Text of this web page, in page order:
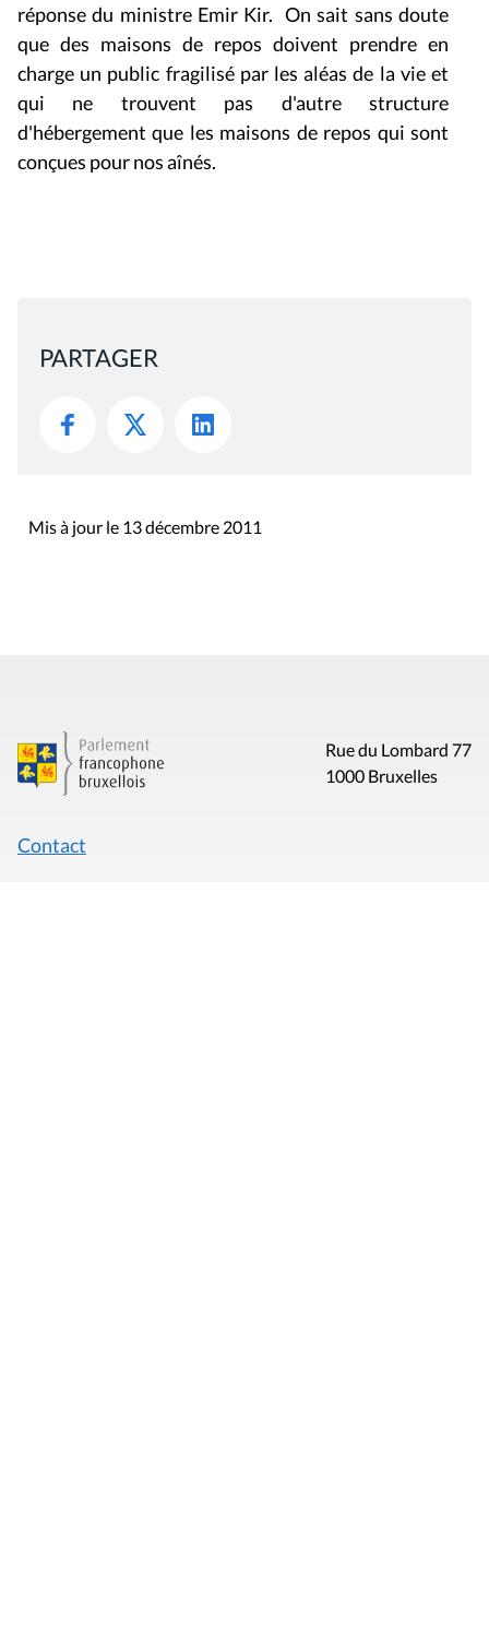
réponse du ministre Emir Kir. On sait sans doute
que des maisons de repos doivent prendre en
charge un public fragilisé par les aléas de la vie et
qui ne trouvent pas d'autre structure
d'hébergement que les maisons de repos qui sont
conçues pour nos aînés.
PARTAGER
Mis à jour le 13 décembre 2011
Rue du Lombard 77
1000 Bruxelles
Contact